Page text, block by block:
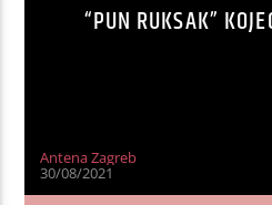
“PUN RUKSAK”
Antena Zagreb
30/08/2021